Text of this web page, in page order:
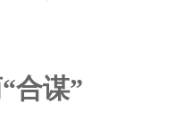
合谋”